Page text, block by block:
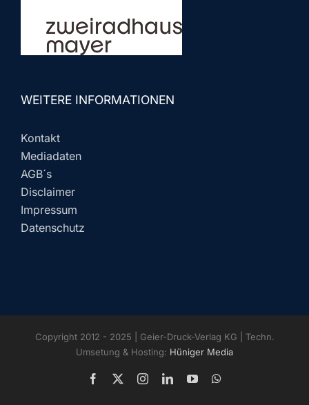
WEITERE INFORMATIONEN
Kontakt
Mediadaten
AGB´s
Disclaimer
Impressum
Datenschutz
Copyright 2012 - 2025 | Geier-Druck-Verlag KG | Techn.
Umsetung & Hosting: Hüniger Media
Facebook InstagramLinkedInYouTube